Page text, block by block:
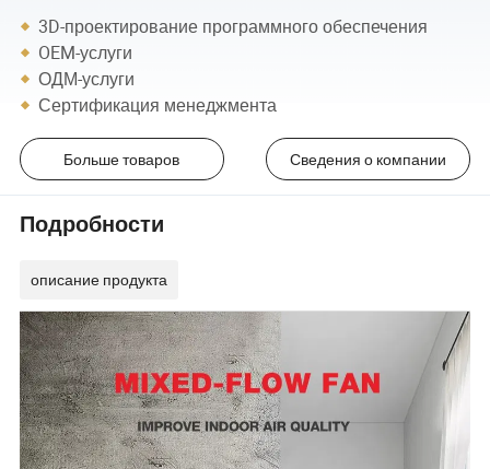
3D-проектирование программного обеспечения
OEM-услуги
ОДМ-услуги
Сертификация менеджмента
Больше товаров Сведения о компании
Подробности
описание продукта